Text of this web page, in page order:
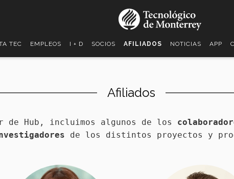
TEC EMPLEOS I + D SOCIOS AFILIADOS NOTICIAS APP
Afiliados
Hub, incluimos algunos de los
de los distintos proyectos y